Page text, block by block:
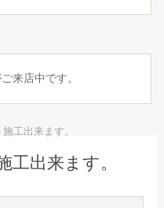
来店中です。
工出来ます。
工出来ます。